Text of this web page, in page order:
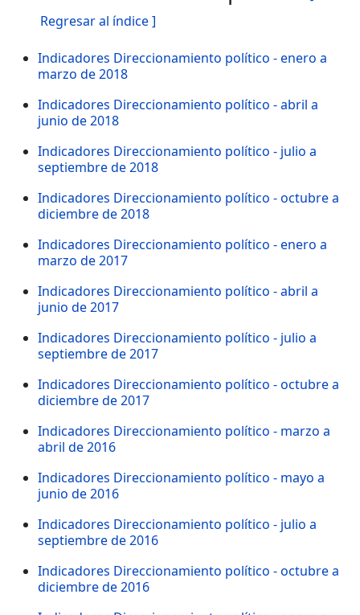
Regresar al índice ]
Indicadores Direccionamiento político - enero a
marzo de 2018
Indicadores Direccionamiento político - abril a
junio de 2018
Indicadores Direccionamiento político - julio a
septiembre de 2018
Indicadores Direccionamiento político - octubre a
diciembre de 2018
Indicadores Direccionamiento político - enero a
marzo de 2017
Indicadores Direccionamiento político - abril a
junio de 2017
Indicadores Direccionamiento político - julio a
septiembre de 2017
Indicadores Direccionamiento político - octubre a
diciembre de 2017
Indicadores Direccionamiento político - marzo a
abril de 2016
Indicadores Direccionamiento político - mayo a
junio de 2016
Indicadores Direccionamiento político - julio a
septiembre de 2016
Indicadores Direccionamiento político - octubre a
diciembre de 2016